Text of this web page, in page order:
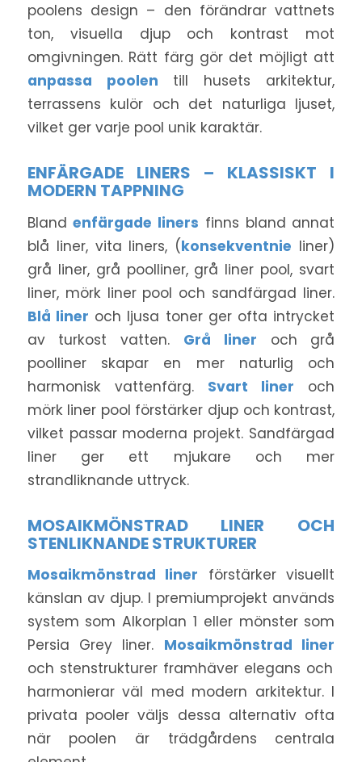
poolens design – den förändrar vattnets
ton, visuella djup och kontrast mot
omgivningen. Rätt färg gör det möjligt att
anpassa poolen till husets arkitektur,
terrassens kulör och det naturliga ljuset,
vilket ger varje pool unik karaktär.
ENFÄRGADE LINERS – KLASSISKT I
MODERN TAPPNING
Blandenfärgade liners finns bland annat
blå liner, vita liners, (konsekventnie liner)
grå liner, grå poolliner, grå liner pool, svart
liner, mörk liner pool och sandfärgad liner.
Blå liner och ljusa toner ger ofta intrycket
av turkost vatten. Grå liner och grå
poolliner skapar en mer naturlig och
harmonisk vattenfärg. Svart liner och
mörk liner pool förstärker djup och kontrast,
vilket passar moderna projekt. Sandfärgad
liner ger ett mjukare och mer
strandliknande uttryck.
MOSAIKMÖNSTRAD LINER OCH
STENLIKNANDE STRUKTURER
Mosaikmönstrad liner förstärker visuellt
känslan av djup. I premiumprojekt används
system som Alkorplan 1 eller mönster som
Persia Grey liner. Mosaikmönstrad liner
och stenstrukturer framhäver elegans och
harmonierar väl med modern arkitektur. I
privata pooler väljs dessa alternativ ofta
när poolen är trädgårdens centrala